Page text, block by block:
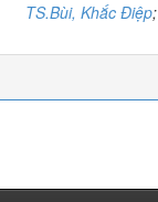
TS.Bùi, Khắc Điệp;